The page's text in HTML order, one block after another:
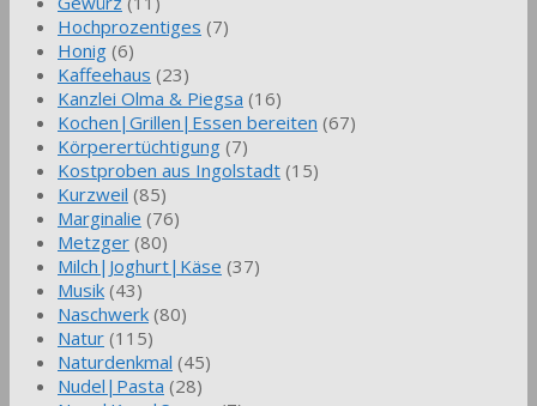
Hochprozentiges (7)
Honig (6)
Kaffeehaus (23)
Kanzlei Olma & Piegsa (16)
Kochen|Grillen|Essen bereiten (67)
Körperertüchtigung (7)
Kostproben aus Ingolstadt (15)
Kurzweil (85)
Marginalie (76)
Metzger (80)
Milch|Joghurt|Käse (37)
Musik (43)
Naschwerk (80)
Natur (115)
Naturdenkmal (45)
Nudel|Pasta (28)